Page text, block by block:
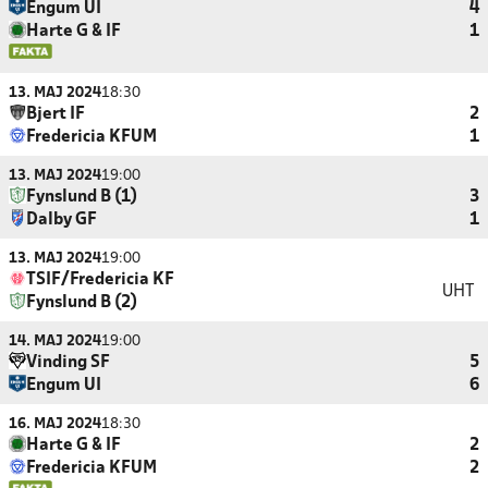
Engum UI
4
Harte G & IF
1
13. MAJ 202418:30
Bjert IF
2
Fredericia KFUM
1
13. MAJ 202419:00
Fynslund B (1)
3
Dalby GF
1
13. MAJ 202419:00
TSIF/Fredericia KF
Fynslund B (2)
UHT
14. MAJ 202419:00
Vinding SF
5
Engum UI
6
16. MAJ 202418:30
Harte G & IF
2
Fredericia KFUM
2